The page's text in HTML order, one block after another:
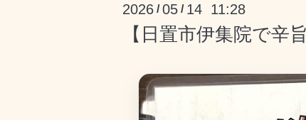
2026 /05 / 14 11:28
【日置市伊集院で